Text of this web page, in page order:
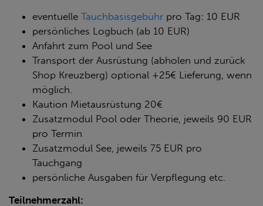
eventuelle Tauchbasisgebühr pro Tag: 10 EUR
persönliches Logbuch (ab 10 EUR)
Anfahrt zum Pool und See
Transport der Ausrüstung (abholen und zurück
Shop Kreuzberg) optional +25€ Lieferung, wenn
möglich.
Kaution Mietausrüstung 20€
Zusatzmodul Pool oder Theorie, jeweils 90 EUR
pro Termin
Zusatzmodul See, jeweils 75 EUR pro
Tauchgang
persönliche Ausgaben für Verpflegung etc.
Teilnehmerzahl: